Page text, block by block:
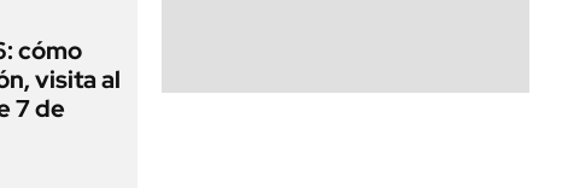
cómo
visita al
7 de